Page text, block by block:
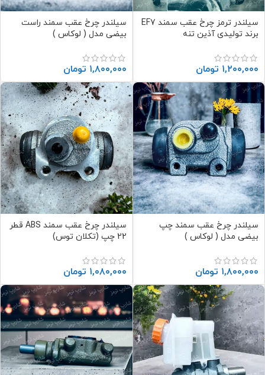
سیلندر ترمز چرخ عقب سمند EF7
برند تولیدی آذین تنه
۱,۲۰۰,۰۰۰ تومان
سیلندر چرخ عقب سمند راست
بیضی مدل ( لوکاس )
۱,۸۰۰,۰۰۰ تومان
سیلندر چرخ عقب سمند چپ
بیضی مدل ( لوکاس )
۱,۸۰۰,۰۰۰ تومان
سیلندر چرخ عقب سمند ABS قطر
22 چپ (تکلان توس)
۱,۰۸۰,۰۰۰ تومان